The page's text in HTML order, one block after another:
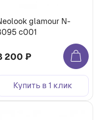
glamour N-
c001
200 ₽
Купить в 1 клик